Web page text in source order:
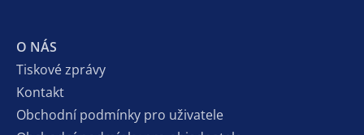
O NÁS
Tiskové zprávy
Kontakt
Obchodní podmínky pro uživatele